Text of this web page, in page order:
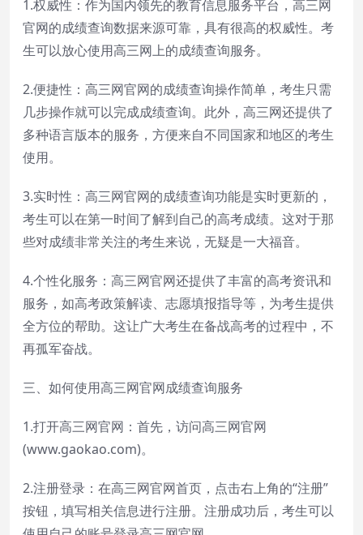
1.权威性：作为国内领先的教育信息服务平台，高三网
官网的成绩查询数据来源可靠，具有很高的权威性。考
生可以放心使用高三网上的成绩查询服务。
2.便捷性：高三网官网的成绩查询操作简单，考生只需
几步操作就可以完成成绩查询。此外，高三网还提供了
多种语言版本的服务，方便来自不同国家和地区的考生
使用。
3.实时性：高三网官网的成绩查询功能是实时更新的，
考生可以在第一时间了解到自己的高考成绩。这对于那
些对成绩非常关注的考生来说，无疑是一大福音。
4.个性化服务：高三网官网还提供了丰富的高考资讯和
服务，如高考政策解读、志愿填报指导等，为考生提供
全方位的帮助。这让广大考生在备战高考的过程中，不
再孤军奋战。
三、如何使用高三网官网成绩查询服务
1.打开高三网官网：首先，访问高三网官网
(www.gaokao.com)。
2.注册登录：在高三网官网首页，点击右上角的“注册”
按钮，填写相关信息进行注册。注册成功后，考生可以